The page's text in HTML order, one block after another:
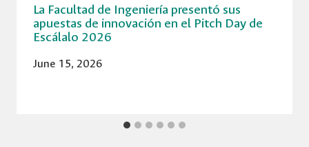
La Facultad de Ingeniería presentó sus
apuestas de innovación en el Pitch Day de
Escálalo 2026
June 15, 2026